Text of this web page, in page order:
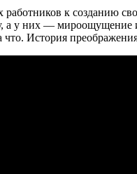
к созданию
у них — мироощущение
История